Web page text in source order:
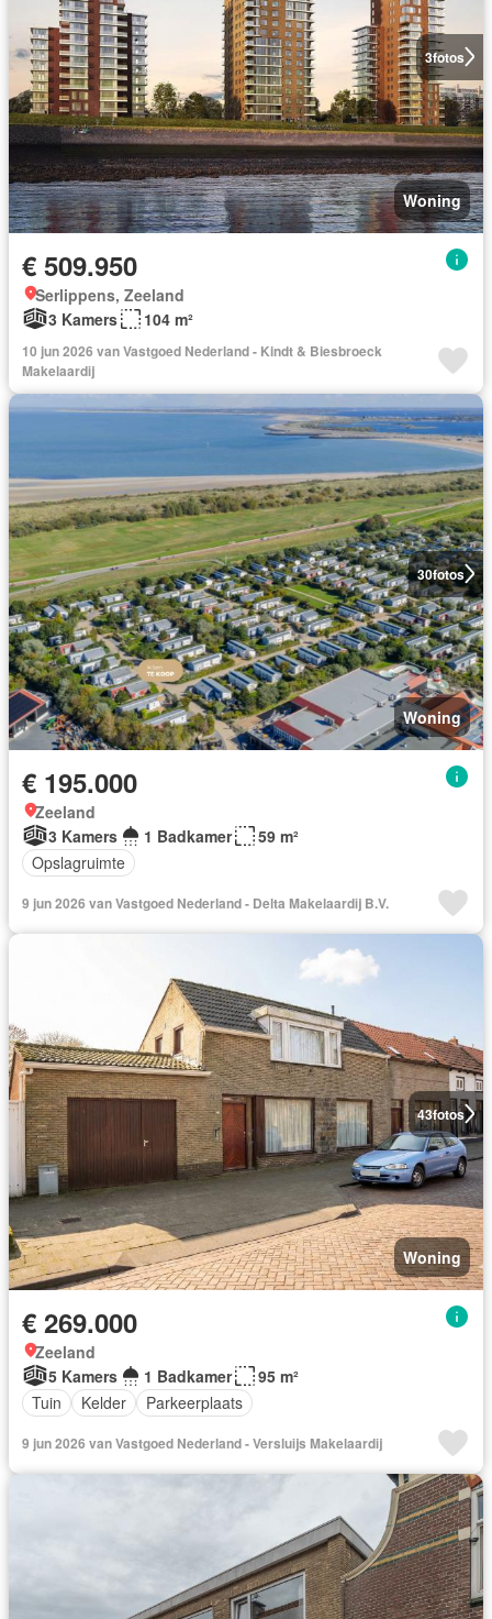
3fotos
Woning
€ 509.950
Serlippens, Zeeland
3 Kamers
104 m²
10 jun 2026 van Vastgoed Nederland - Kindt & Biesbroeck
Makelaardij
30fotos
Woning
€ 195.000
Zeeland
3 Kamers
1 Badkamer
59 m²
Opslagruimte
9 jun 2026 van Vastgoed Nederland - Delta Makelaardij B.V.
43fotos
Woning
€ 269.000
Zeeland
5 Kamers
1 Badkamer
95 m²
Tuin
Kelder Parkeerplaats
9 jun 2026 van Vastgoed Nederland - Versluijs Makelaardij